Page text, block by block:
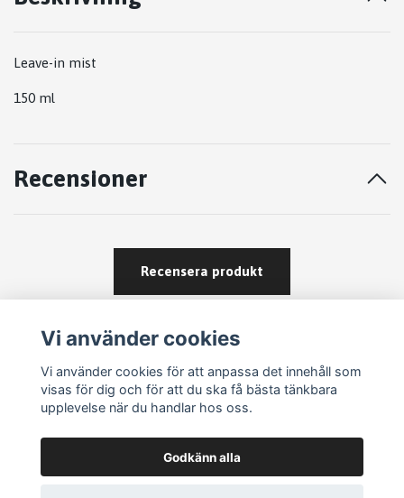
Leave-in mist
150 ml
Recensioner
Recensera produkt
Vi använder cookies
Vi använder cookies för att anpassa det innehåll som
visas för dig och för att du ska få bästa tänkbara
upplevelse när du handlar hos oss.
Godkänn alla